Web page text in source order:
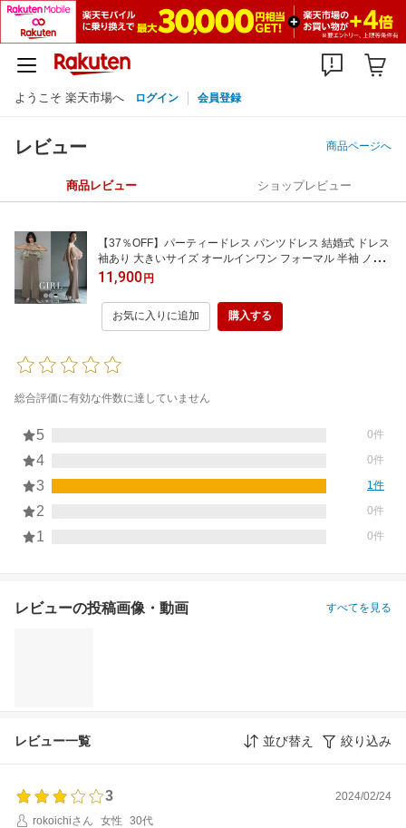
ようこそ 楽天市場へ ログイン 会員登録
レビュー 商品ページへ
商品レビュー ショップレビュー
【37％OFF】パーティードレス パンツドレス 結婚式 ドレス
袖あり 大きいサイズ オールインワン フォーマル 半袖 ノー
スリーブ 二次会 披露宴 お呼ばれ 上品 他と被らない 体型カ
バー 40代 30代 20代 50代 3way トップス セット 春 夏
11,900円
お気に入りに追加 購入する
総合評価に有効な件数に達していません
5 0件
4 0件
3 1件
2 0件
1 0件
レビューの投稿画像・動画 すべてを見る
レビュー一覧 並び替え 絞り込み
3
2024/02/24
rokoichiさん
女性
30代